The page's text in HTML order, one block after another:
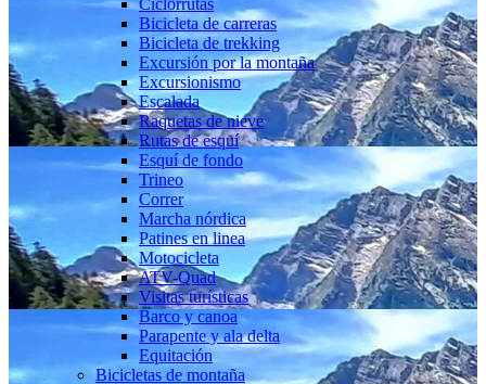
Ciclorrutas
Bicicleta de carreras
Bicicleta de trekking
Excursión por la montaña
Excursionismo
Escalada
Raquetas de nieve
Rutas de esquí
Esquí de fondo
Trineo
Correr
Marcha nórdica
Patines en linea
Motocicleta
ATV-Quad
Visitas turísticas
Barco y canoa
Parapente y ala delta
Equitación
Bicicletas de montaña